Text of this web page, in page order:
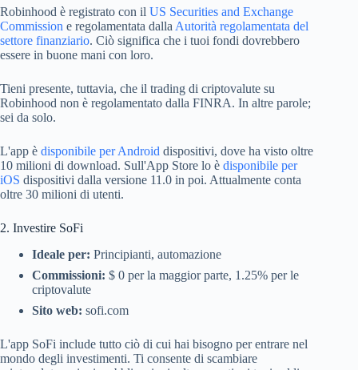
Robinhood è registrato con il US Securities and Exchange
Commission e regolamentata dalla Autorità regolamentata del
settore finanziario. Ciò significa che i tuoi fondi dovrebbero
essere in buone mani con loro.
Tieni presente, tuttavia, che il trading di criptovalute su
Robinhood non è regolamentato dalla FINRA. In altre parole;
sei da solo.
L'app è disponibile per Android dispositivi, dove ha visto oltre
10 milioni di download. Sull'App Store lo è disponibile per
iOS dispositivi dalla versione 11.0 in poi. Attualmente conta
oltre 30 milioni di utenti.
2. Investire SoFi
Ideale per: Principianti, automazione
Commissioni: $ 0 per la maggior parte, 1.25% per le
criptovalute
Sito web: sofi.com
L'app SoFi include tutto ciò di cui hai bisogno per entrare nel
mondo degli investimenti. Ti consente di scambiare